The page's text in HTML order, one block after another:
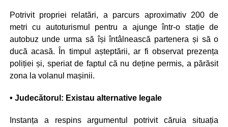
Potrivit propriei relatări, a parcurs aproximativ 200 de
metri cu autoturismul pentru a ajunge într-o stație de
autobuz unde urma să își întâlnească partenera și să o
ducă acasă. În timpul așteptării, ar fi observat prezența
poliției și, speriat de faptul că nu deține permis, a părăsit
zona la volanul mașinii.
• Judecătorul: Existau alternative legale
Instanța a respins argumentul potrivit căruia situația